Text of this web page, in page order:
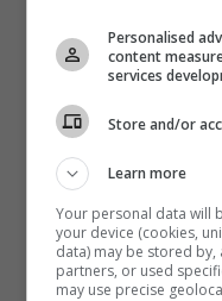
Personalised
content
services
Store and/or
Learn more
Your personal data will
your device (cookies,
data) may be stored by,
partners, or used
may use precise